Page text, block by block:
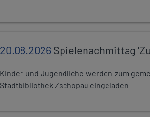
20.08.2026Spielenachmittag
Kinder und Jugendliche werden zum
Stadtbibliothek Zschopau eingeladen...